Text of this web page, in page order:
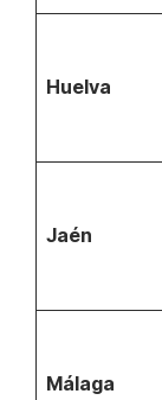
Huelva
Jaén
Málaga